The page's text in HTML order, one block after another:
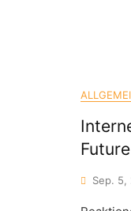
Future
Sep. 5,